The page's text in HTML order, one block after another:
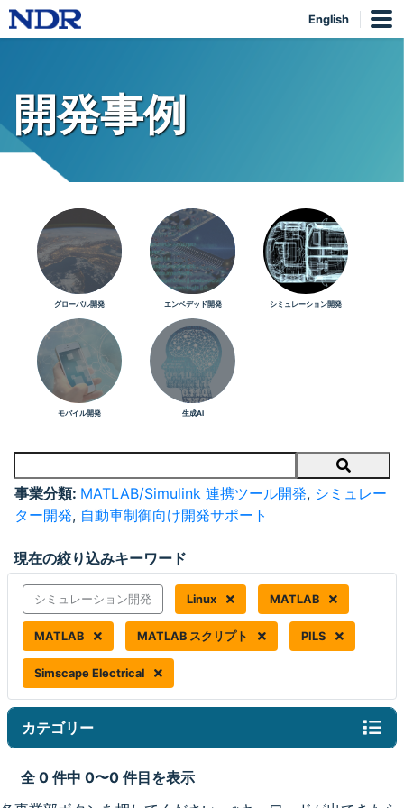
English
開発事例
グローバル開発 エンベデッド開発 シミュレーション開発
モバイル開発 生成AI
Search
事業分類: MATLAB/Simulink 連携ツール開発, シミュレー
ター開発, 自動車制御向け開発サポート
現在の絞り込みキーワード
シミュレーション開発 Linux MATLAB
MATLAB MATLAB スクリプト PILS
Simscape Electrical
カテゴリー
全 0 件中 0〜0 件目を表示